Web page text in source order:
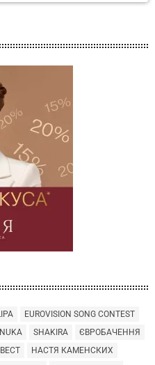
EUROVISION SONG CONTEST
SHAKIRA
ЄВРОБАЧЕННЯ
НАСТЯ КАМЕНСКИХ